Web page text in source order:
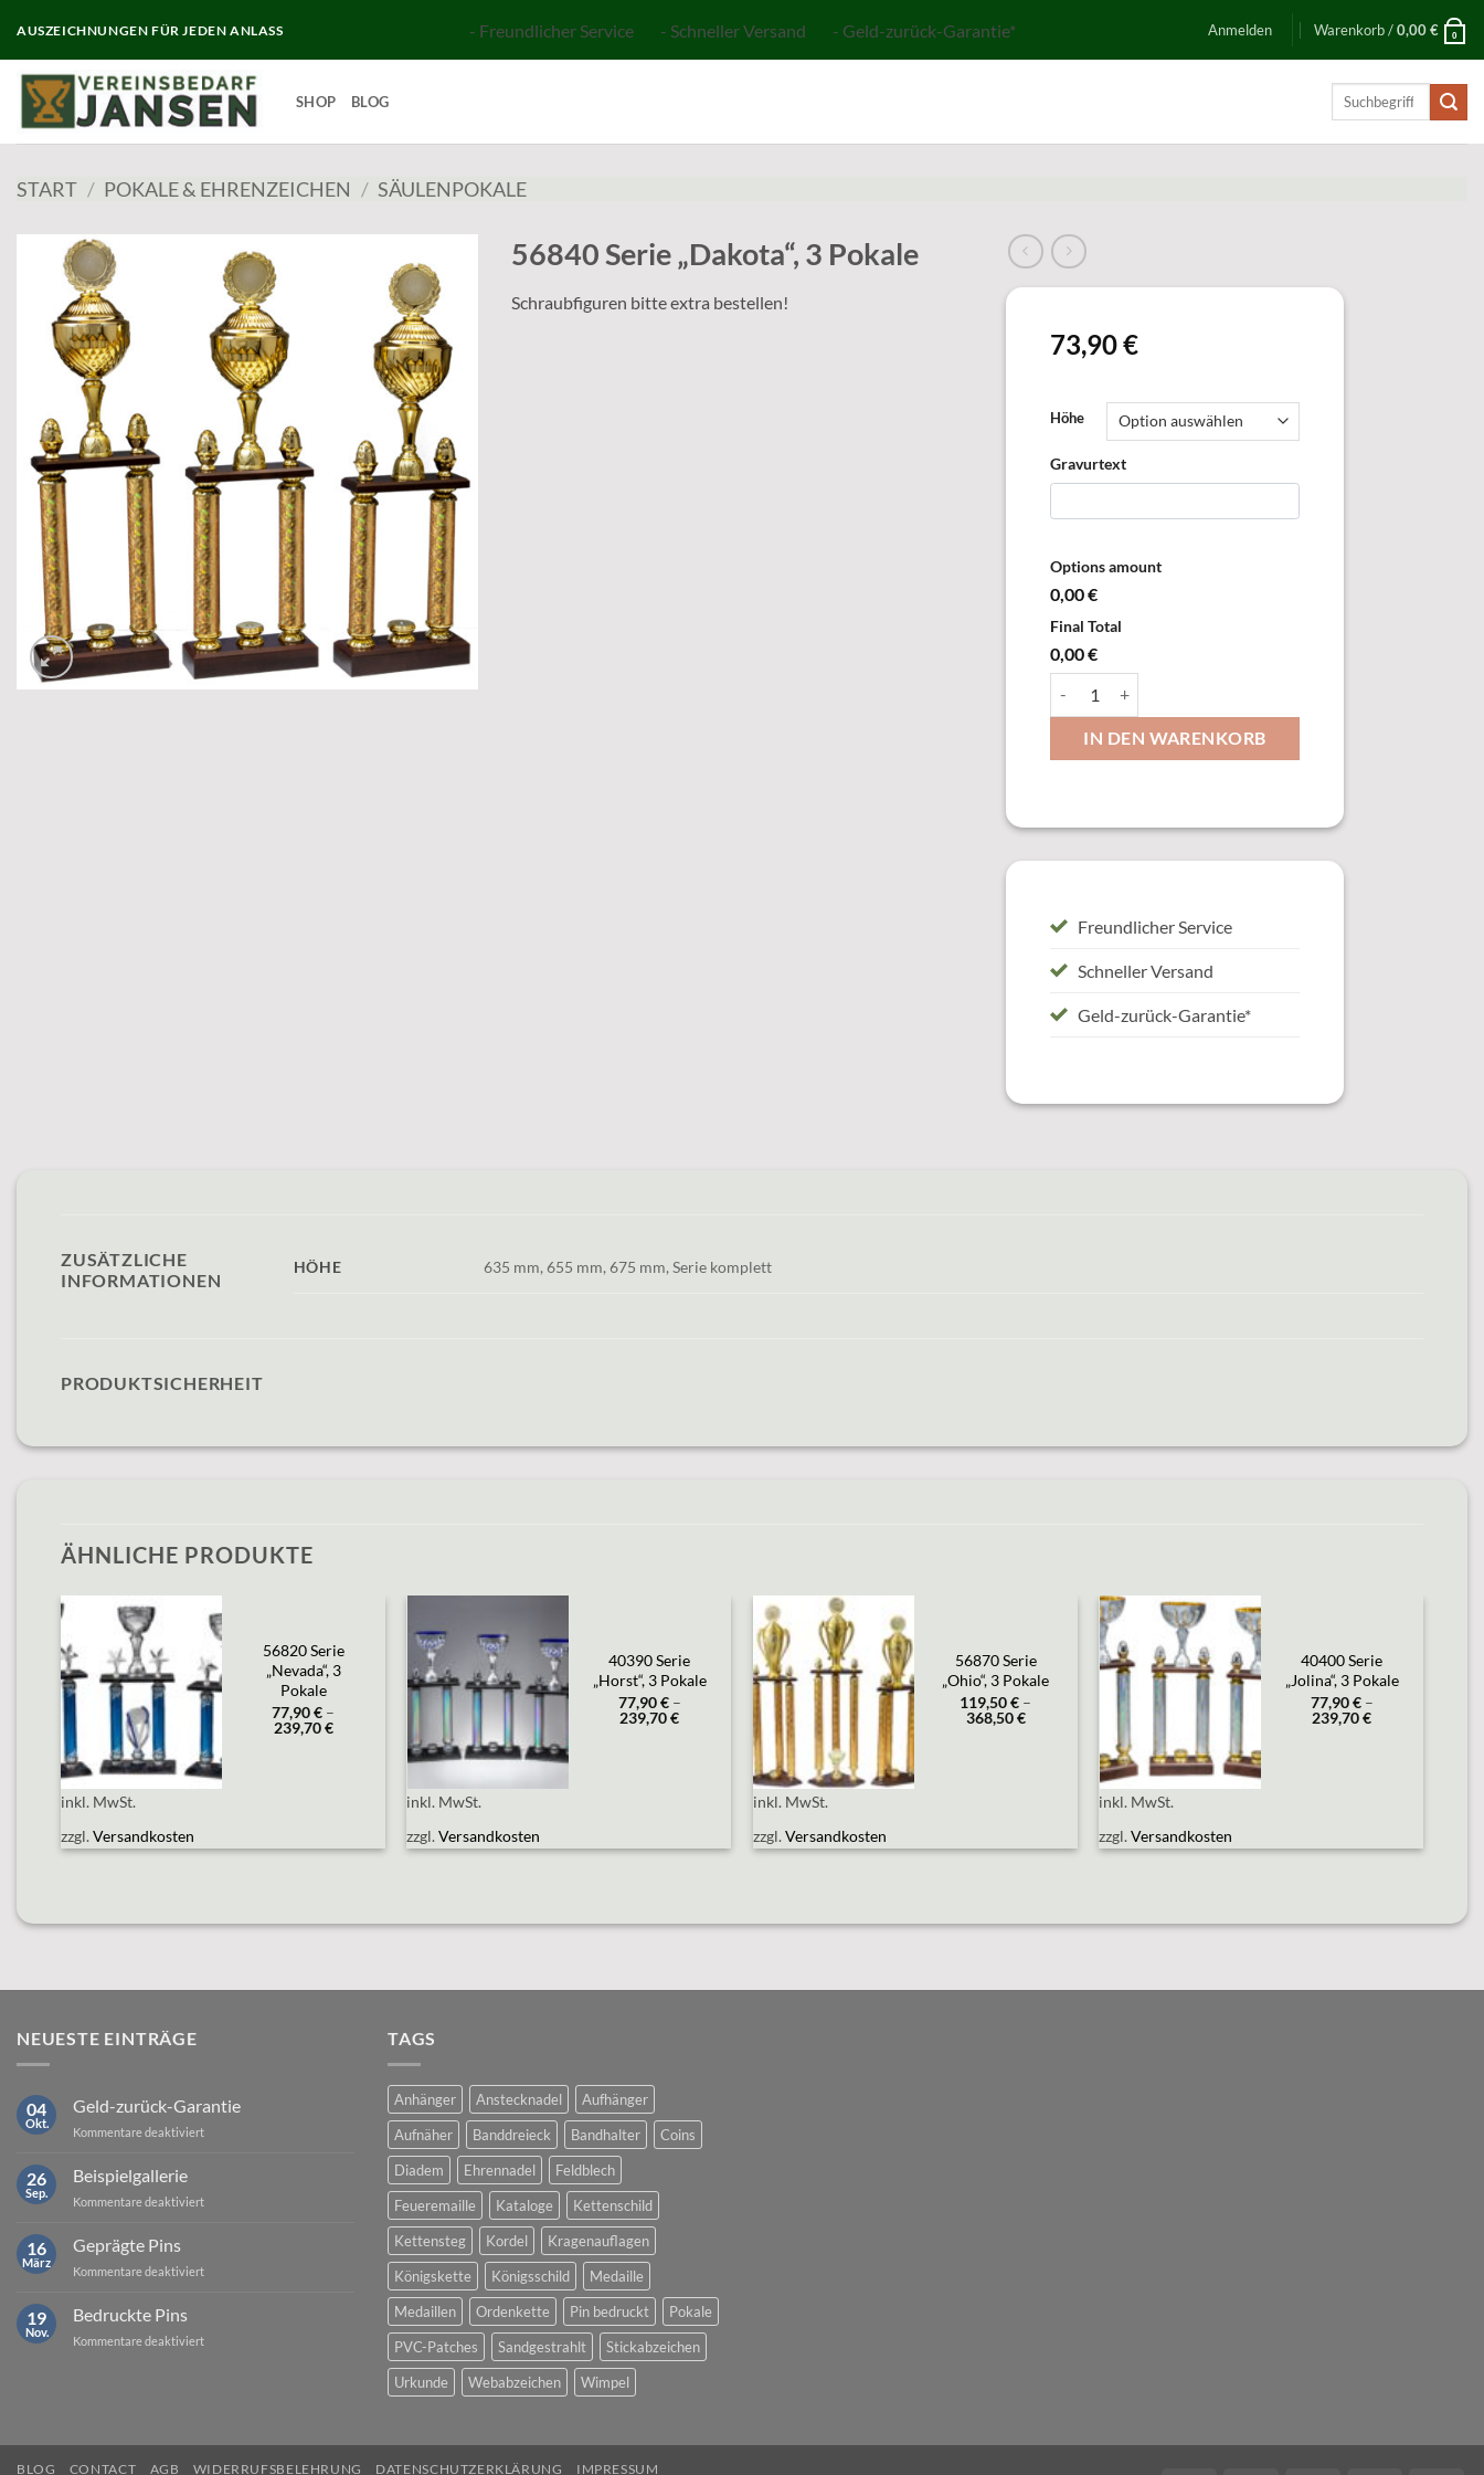
Inhalt
AUSZEICHNUNGEN FÜR JEDEN ANLASS - Freundlicher Service - Schneller Versand - Geld-zurück-Garantie* Anmelden Warenkorb /0,00€ 0
SHOP BLOG
Suchen
START / POKALE & EHRENZEICHEN / SÄULENPOKALE
Add to
wishlist
56840 Serie „Dakota“, 3 Pokale
Schraubfiguren bitte extra bestellen!
73,90€
Höhe
Gravurtext
Options amount
0,00 €
Final Total
0,00 €
IN DEN WARENKORB
Freundlicher Service
Schneller Versand
Geld-zurück-Garantie*
ZUSÄTZLICHE
INFORMATIONEN
HÖHE 635 mm, 655 mm, 675 mm, Serie komplett
PRODUKTSICHERHEIT
ÄHNLICHE PRODUKTE
Add to
wishlist
56820 Serie
„Nevada“, 3
Pokale
77,90€ –
239,70€
inkl. MwSt.
zzgl.Versandkosten
Add to
wishlist
40390 Serie
„Horst“, 3 Pokale
77,90€–
239,70€
inkl. MwSt.
zzgl.Versandkosten
Add to
wishlist
56870 Serie
„Ohio“, 3 Pokale
119,50€ –
368,50€
inkl. MwSt.
zzgl.Versandkosten
Add to
wishlist
40400 Serie
„Jolina“, 3 Pokale
77,90€–
239,70€
inkl. MwSt.
zzgl.Versandkosten
NEUESTE EINTRÄGE
04
Okt.
Geld-zurück-Garantie
Kommentare deaktiviertfür
26
Sep.
Beispielgallerie
Kommentare deaktiviertfür
16
März
Geprägte Pins
Kommentare deaktiviertfür
19
Nov.
Bedruckte Pins
Kommentare deaktiviertfür
TAGS
Anhänger Anstecknadel
Aufhänger
Aufnäher
Banddreieck Bandhalter
Coins
Diadem
Ehrennadel
Feldblech
Feueremaille
Kataloge
Kettenschild
Kettensteg
Kordel
Kragenauflagen
Königskette
Königsschild
Medaille
Medaillen
Ordenkette Pin bedruckt
Pokale
PVC-Patches
Sandgestrahlt
Stickabzeichen
Urkunde
Webabzeichen Wimpel
BLOG CONTACT AGB WIDERRUFSBELEHRUNG DATENSCHUTZERKLÄRUNG IMPRESSUM